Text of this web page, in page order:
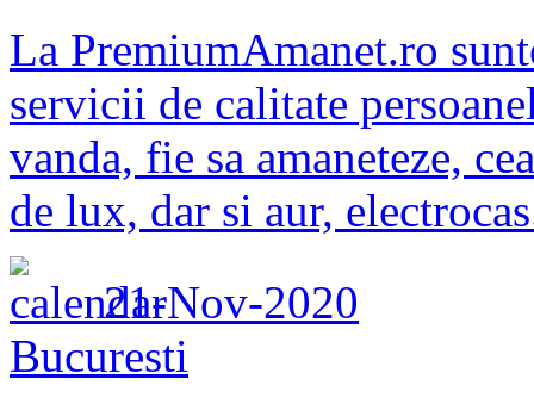
La PremiumAmanet.ro
servicii de calitate
vanda, fie sa amaneteze,
de lux, dar si aur,
21-Nov-2020
Bucuresti